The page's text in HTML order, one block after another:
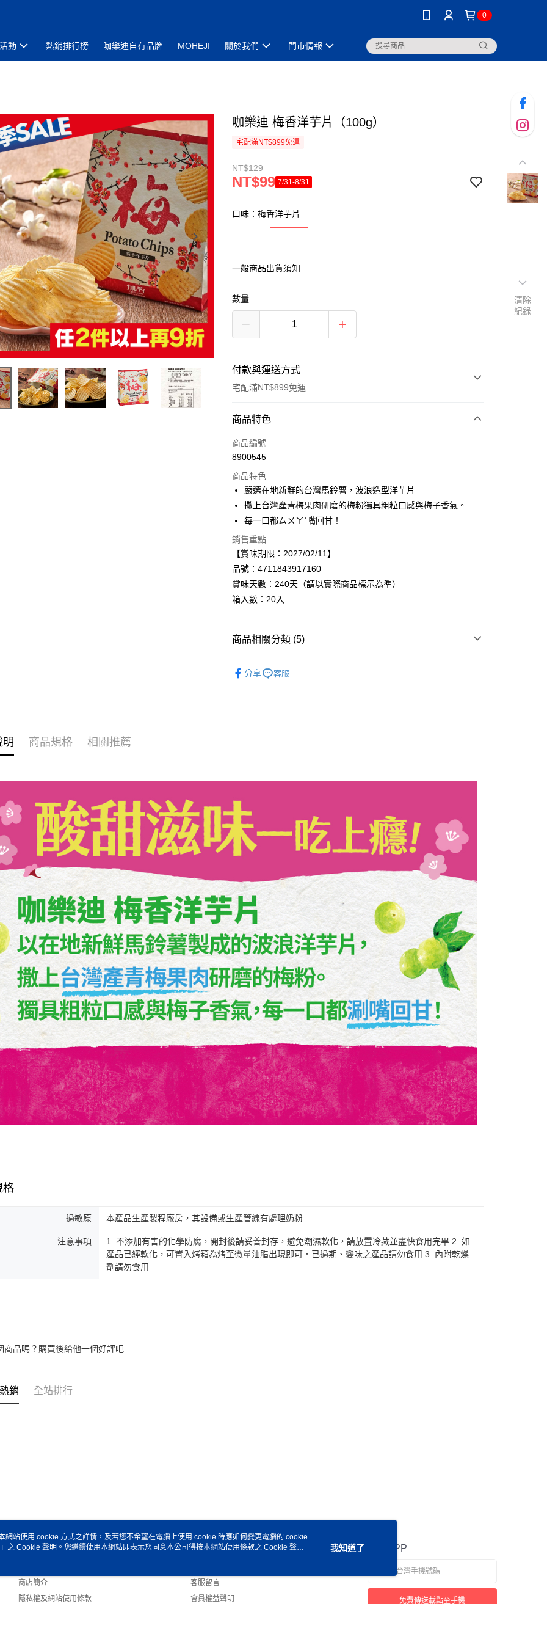
0
動 熱銷排行榜 咖樂迪自有品牌 MOHEJI 關於我們 門市情報
咖樂迪 梅香洋芋片（100g）
宅配滿NT$899免運
NT$129
NT$99 7/31-8/31
口味：梅香洋芋片
一般商品出貨須知
數量
付款與運送方式
宅配滿NT$899免運
付款方式
信用卡一次付款
Apple Pay
街口支付
Google Pay
AFTEE先享後付
AFTEE先享後付是「在收到商品之後才付款」的支付方式。 讓您購物簡單
２．便利：只要手機號碼，簡訊認證，即可結帳。
３．安心：先確認商品／服務後，再付款。
絡購買商品的店家。未經商家同意取消之訂單仍視為有效，需透過AFTEE
※ 交易是否成功請以「AFTEE先享後付 」之結帳頁面顯示為準，若有關於
是否繳費成功／繳費後需取消欲退款等相關疑問，請聯繫「AFTEE先享後
付客戶支援中心」https://netprotections.freshdesk.com/support/home
【注意事項】
１．透過由恩沛科技股份有限公司提供之「AFTEE先享後付」服務完成之
交易，需依本服務之必要範圍內提供個人資料，並將交易相關給付款項請
求債權轉讓予恩沛科技股份有限公司。
２．關於個人資料處理事宜，請瀏覽以下網址：
https://aftee.tw/terms/#terms3
３．未成年的使用者請事先徵得法定代理人或監護人之同意方可使用
「AFTEE先享後付」，若未經同意申辦者引起之損失，本公司不負相關責
任。
４．使用「AFTEE先享後付」時，將依據個別帳號之用戶狀況，依本公司
即時審查核予不同之上限額度；若仍有額度不足之情形，本公司將視審查
結果請求用戶進行身份認證。
５．嚴禁一人註冊多個帳號或使用他人資訊註冊。若發現惡意使用之情
形，恩沛科技股份有限公司將有權停止該用戶之使用額度並採取法律行
動。
宅配
商品特色
商品編號
8900545
商品特色
嚴選在地新鮮的台灣馬鈴薯，波浪造型洋芋片
撒上台灣產青梅果肉研磨的梅粉獨具粗粒口感與梅子香氣。
每一口都ㄙㄨㄚˋ嘴回甘！
銷售重點
【賞味期限：2027/02/11】
品號：4711843917160
賞味天數：240天（請以實際商品標示為準）
箱入數：20入
商品相關分類 (5)
分享 客服
明 商品規格 相關推薦
格
過敏原 本產品生產製程廠房，其設備或生產管線有處理奶粉
注意事項
1. 不添加有害的化學防腐，開封後請妥善封存，避免潮濕軟化，請放置冷藏並盡快食用完畢 2. 如
產品已經軟化，可置入烤箱為烤至微量油脂出現即可．已過期、變味之產品請勿食用 3. 內附乾燥
劑請勿食用
商品嗎？購買後給他一個好評吧
銷 全站排行
關於我們
商店簡介
隱私權及網站使用條款
客服資訊
客服留言
會員權益聲明
官方APP
免費傳送載點至手機
清除
紀錄
網站使用 cookie 方式之詳情，及若您不希望在電腦上使用 cookie 時應如何變更電腦的 cookie
」之 Cookie 聲明。您繼續使用本網站即表示您同意本公司得按本網站使用條款之 Cookie 聲明
我知道了